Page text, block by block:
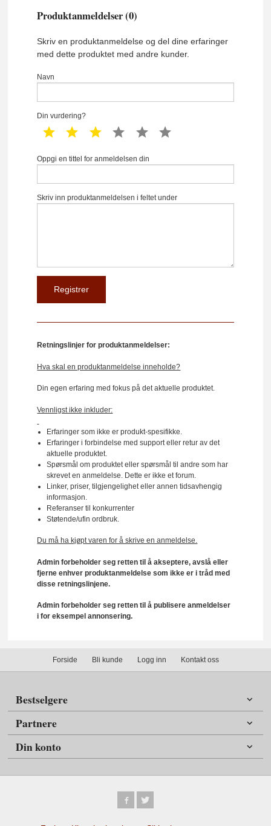
Produktanmeldelser (0)
Skriv en produktanmeldelse og del dine erfaringer
med dette produktet med andre kunder.
Navn
Din vurdering?
1 star 2 star 3 star 4 star 5 star
Oppgi en tittel for anmeldelsen din
Skriv inn produktanmeldelsen i feltet under
Retningslinjer for produktanmeldelser:
Hva skal en produktanmeldelse inneholde?
Din egen erfaring med fokus på det aktuelle produktet.
Vennligst ikke inkluder:
Erfaringer som ikke er produkt-spesifikke.
Erfaringer i forbindelse med support eller retur av det
aktuelle produktet.
Spørsmål om produktet eller spørsmål til andre som har
skrevet en anmeldelse. Dette er ikke et forum.
Linker, priser, tilgjengelighet eller annen tidsavhengig
informasjon.
Referanser til konkurrenter
Støtende/ufin ordbruk.
Du må ha kjøpt varen for å skrive en anmeldelse.
Admin forbeholder seg retten til å akseptere, avslå eller
fjerne enhver produktanmeldelse som ikke er i tråd med
disse retningslinjene.
Admin forbeholder seg retten til å publisere anmeldelser
i for eksempel annonsering.
Forside Bli kunde Logg inn Kontakt oss
Bestselgere
Partnere
Din konto